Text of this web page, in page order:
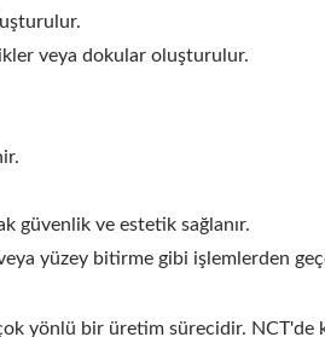
veya dokular oluşturulur.
güvenlik ve estetik sağlanır.
yüzey bitirme gibi işlemlerden
yönlü bir üretim sürecidir. NCT'de